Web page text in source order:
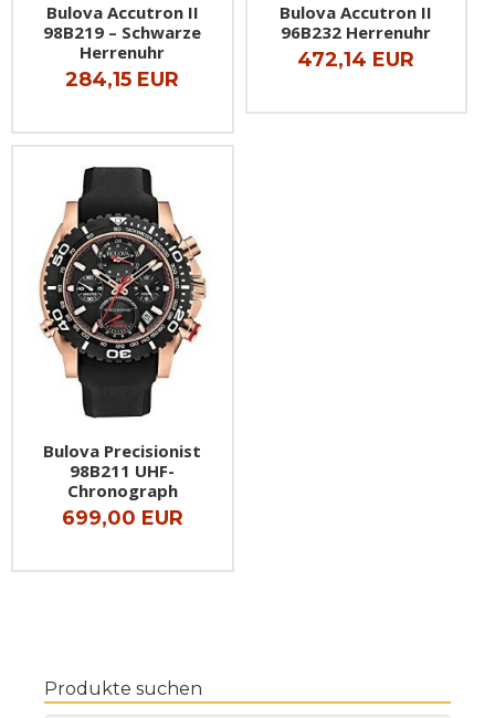
Bulova Accutron II
98B219 – Schwarze
Herrenuhr
284,15 EUR
Bulova Accutron II
96B232 Herrenuhr
472,14 EUR
Bulova Precisionist
98B211 UHF-
Chronograph
699,00 EUR
Produkte suchen